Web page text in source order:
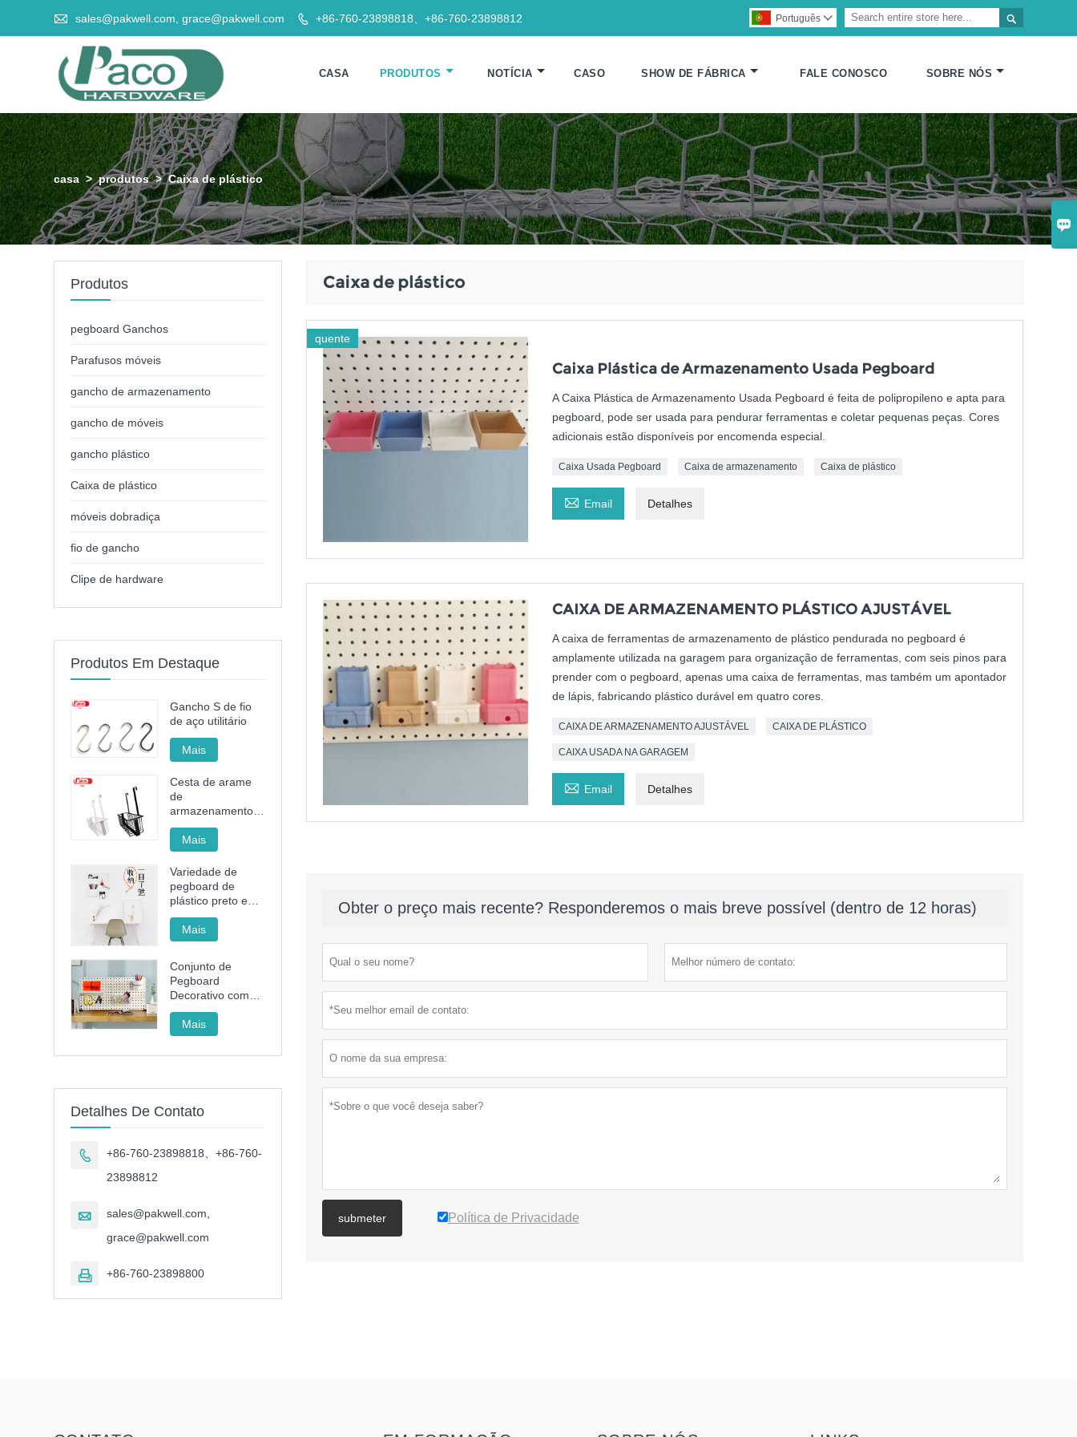

 sales@pakwell.com, grace@pakwell.com  +86-760-23898818、+86-760-23898812 
Português 
CASA PRODUTOS NOTÍCIA CASO SHOW DE FÁBRICA FALE CONOSCO SOBRE NÓS
casa > produtos > Caixa de plástico
Caixa de plástico
quente
Caixa Plástica de Armazenamento Usada Pegboard
A Caixa Plástica de Armazenamento Usada Pegboard é feita de polipropileno e apta para
pegboard, pode ser usada para pendurar ferramentas e coletar pequenas peças. Cores
adicionais estão disponíveis por encomenda especial.
Caixa Usada Pegboard Caixa de armazenamento Caixa de plástico
 Email Detalhes
CAIXA DE ARMAZENAMENTO PLÁSTICO AJUSTÁVEL
A caixa de ferramentas de armazenamento de plástico pendurada no pegboard é
amplamente utilizada na garagem para organização de ferramentas, com seis pinos para
prender com o pegboard, apenas uma caixa de ferramentas, mas também um apontador
de lápis, fabricando plástico durável em quatro cores.
CAIXA DE ARMAZENAMENTO AJUSTÁVEL CAIXA DE PLÁSTICO
CAIXA USADA NA GARAGEM
 Email Detalhes
Obter o preço mais recente? Responderemos o mais breve possível (dentro de 12 horas)
submeter Política de Privacidade
Produtos
pegboard Ganchos
Parafusos móveis
gancho de armazenamento
gancho de móveis
gancho plástico
Caixa de plástico
móveis dobradiça
fio de gancho
Clipe de hardware
Produtos Em Destaque
Gancho S de fio
de aço utilitário
Mais
Cesta de arame
de
armazenamento
de aço sem
perfurações
Mais
Variedade de
pegboard de
plástico preto e
branco
Mais
Conjunto de
Pegboard
Decorativo com
Rack, Cesto e
Copo para
Organizar
Mais
Detalhes De Contato

+86-760-23898818、+86-760-
23898812

sales@pakwell.com,
grace@pakwell.com
 +86-760-23898800